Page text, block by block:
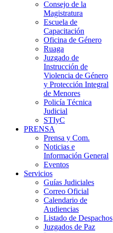
Consejo de la
Magistratura
Escuela de
Capacitación
Oficina de Género
Ruaga
Juzgado de
Instrucción de
Violencia de Género
y Protección Integral
de Menores
Policía Técnica
Judicial
STIyC
PRENSA
Prensa y Com.
Noticias e
Información General
Eventos
Servicios
Guías Judiciales
Correo Oficial
Calendario de
Audiencias
Listado de Despachos
Juzgados de Paz